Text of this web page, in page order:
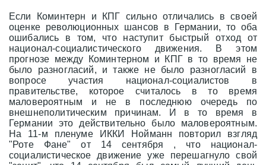
Если Коминтерн и КПГ сильно отличались в своей
оценке революционных шансов в Германии, то оба
ошибались в том, что наступит быстрый отход от
национал-социалистического движения. В этом
прогнозе между Коминтерном и КПГ в то время не
было разногласий, и также не было разногласий в
вопросе участия национал-социалистов в
правительстве, которое считалось в то время
маловероятным и не в последнюю очередь по
внешнеполитическим причинам. И в то время в
Германии это действительно было маловероятным.
На 11-м пленуме ИККИ Нойманн повторил взгляд
"Роте Фане" от 14 сентября , что национал-
социалистическое движение уже перешагнуло свой